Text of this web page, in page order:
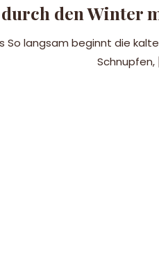
den Winter
So langsam beginnt die
Schnupfen,